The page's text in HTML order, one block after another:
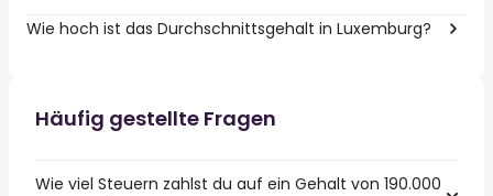
Wie hoch ist das Durchschnittsgehalt in Luxemburg?
Häufig gestellte Fragen
Wie viel Steuern zahlst du auf ein Gehalt von 190.000